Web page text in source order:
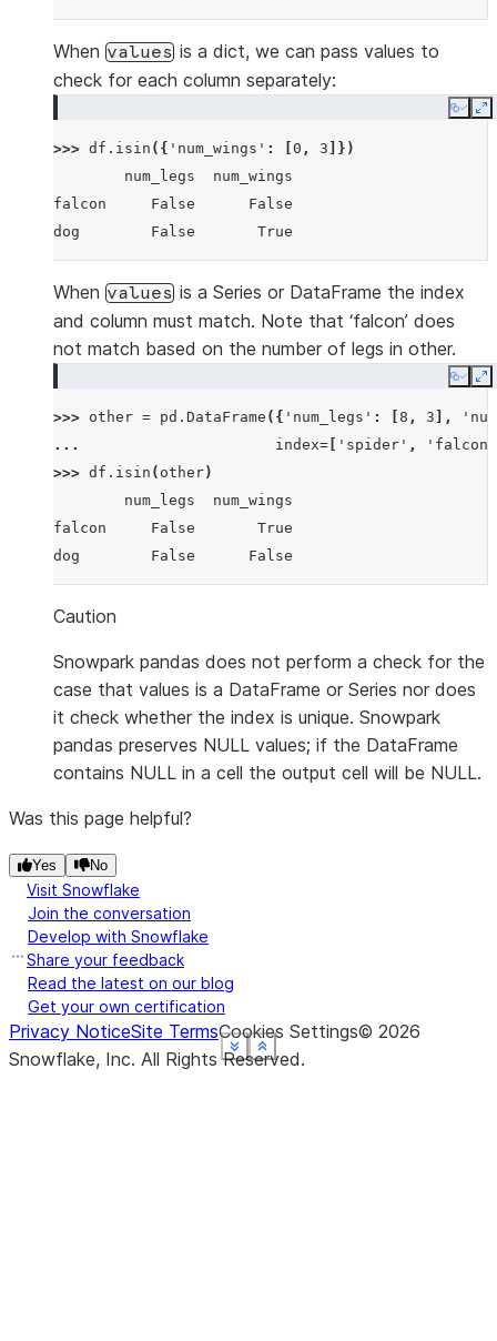
Show less
See more
Show less
See more
Show less
See more
When values is a dict, we can pass values to
check for each column separately:
Copy
>>> df . isin ({ 'num_wings' : 0 , 3 ]})
        num_legs  num_wings
falcon     False      False
dog        False       True
Show less
See more
When values is a Series or DataFrame the index
and column must match. Note that ‘falcon’ does
not match based on the number of legs in other.
Copy
>>> other = pd . DataFrame ({ 'num_legs' : 8 , 3 ],
...
index= 'spider' ,
'falcon'
>>> df . isin ( other)
        num_legs  num_wings
falcon     False       True
dog        False      False
Show less
See more
Caution
Snowpark pandas does not perform a check for the
case that values is a DataFrame or Series nor does
it check whether the index is unique. Snowpark
pandas preserves NULL values; if the DataFrame
contains NULL in a cell the output cell will be NULL.
Was this page helpful?
Yes No
Visit Snowflake
Join the conversation
Develop with Snowflake
Share your feedback
Read the latest on our blog
Get your own certification
Privacy NoticeSite TermsCookies Settings© 2026
Snowflake, Inc. All Rights Reserved.